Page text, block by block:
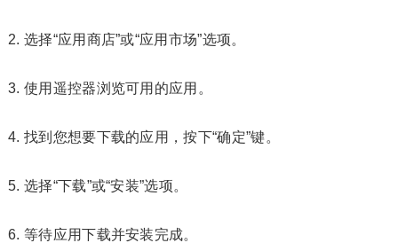
2. 选择“应用商店”或“应用市场”选项。
3. 使用遥控器浏览可用的应用。
4. 找到您想要下载的应用，按下“确定”键。
5. 选择“下载”或“安装”选项。
6. 等待应用下载并安装完成。